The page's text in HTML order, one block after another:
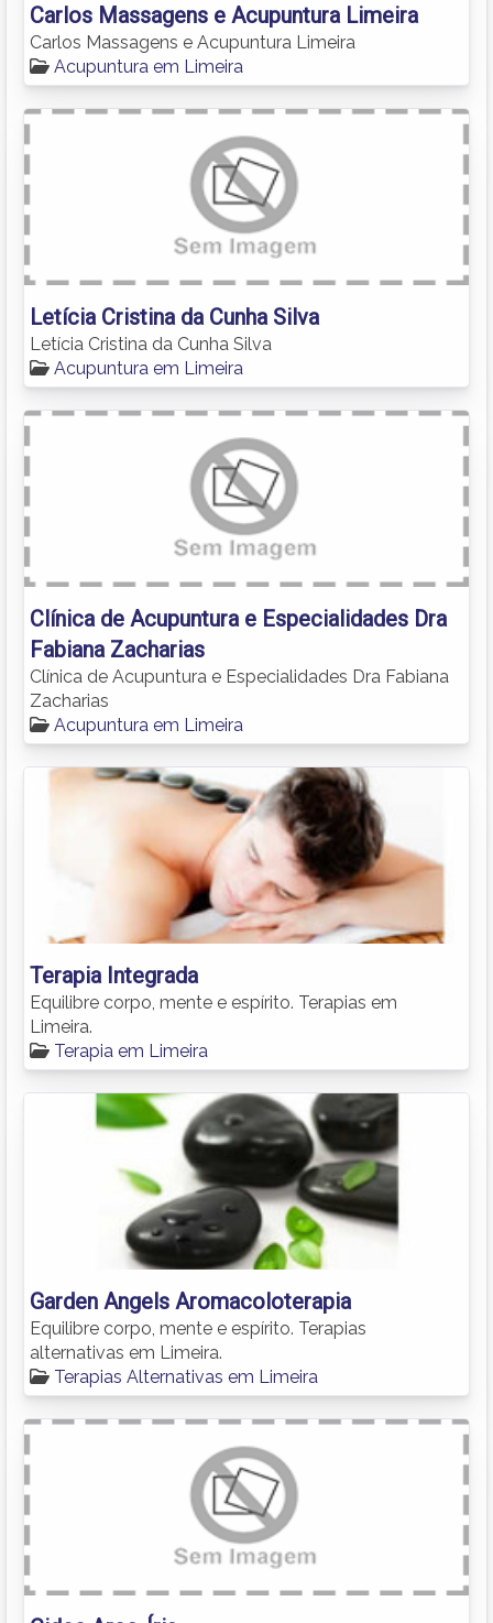
Carlos Massagens e Acupuntura Limeira
Carlos Massagens e Acupuntura Limeira
Acupuntura em Limeira
Letícia Cristina da Cunha Silva
Letícia Cristina da Cunha Silva
Acupuntura em Limeira
Clínica de Acupuntura e Especialidades Dra
Fabiana Zacharias
Clínica de Acupuntura e Especialidades Dra Fabiana
Zacharias
Acupuntura em Limeira
Terapia Integrada
Equilibre corpo, mente e espírito. Terapias em
Limeira.
Terapia em Limeira
Garden Angels Aromacoloterapia
Equilibre corpo, mente e espírito. Terapias
alternativas em Limeira.
Terapias Alternativas em Limeira